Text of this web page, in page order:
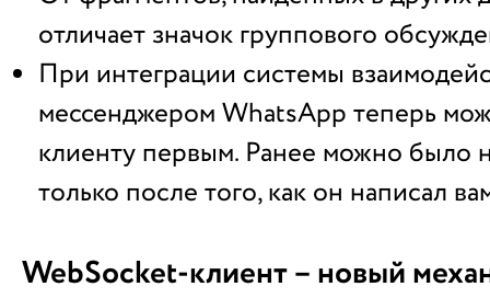
отличает значок группового
При интеграции системы
мессенджером WhatsApp теперь
клиенту первым. Ранее можно было
только после того, как он написал
WebSocket-клиент – новый